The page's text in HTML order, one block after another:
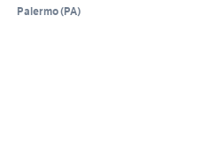
Palermo(PA)